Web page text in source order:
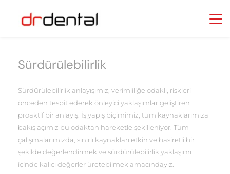
Sürdürülebilirlik
Sürdürülebilirlik anlayışımız, verimliliğe odaklı, riskleri
önceden tespit ederek önleyici yaklaşımlar geliştiren
proaktif bir anlayış. İş yapış biçimimiz, tüm kaynaklarımıza
bakış açımız bu odaktan hareketle şekilleniyor. Tüm
çalışmalarımızda, sınırlı kaynakları etkin ve basiretli bir
şekilde değerlendirmek ve sürdürülebilirlik yaklaşımı
içinde kalıcı değerler üretebilmek amacındayız.​